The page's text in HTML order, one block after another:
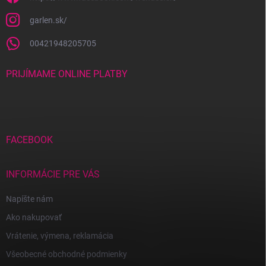
garlen.sk/
00421948205705
PRIJÍMAME ONLINE PLATBY
FACEBOOK
INFORMÁCIE PRE VÁS
Napíšte nám
Ako nakupovať
Vrátenie, výmena, reklamácia
Všeobecné obchodné podmienky